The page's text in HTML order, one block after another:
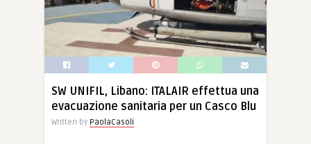
SW UNIFIL, Libano: ITALAIR effettua una
evacuazione sanitaria per un Casco Blu
Written by PaolaCasoli